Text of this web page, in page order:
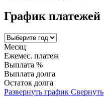
График платежей
Месяц
Ежемес. платеж
Выплата %
Выплата долга
Остаток долга
Развернуть график Свернуть